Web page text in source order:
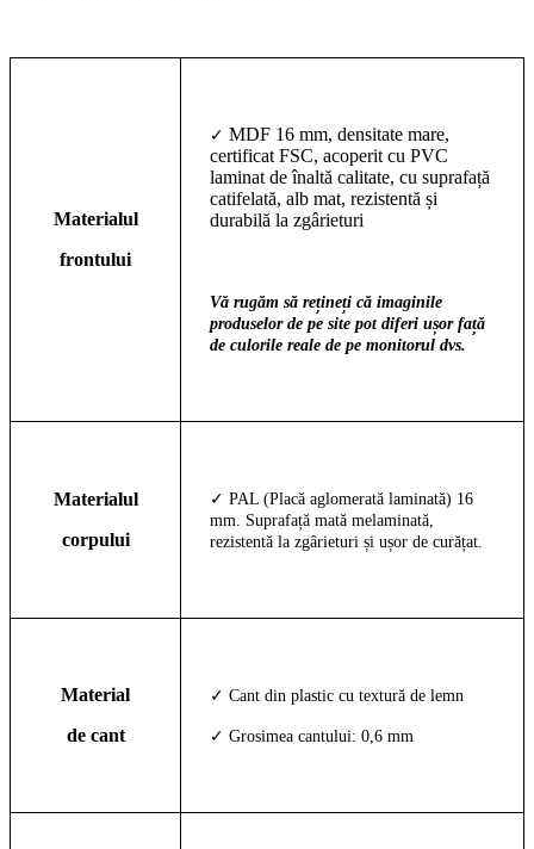
Materialul
frontului
✓ MDF 16 mm, densitate mare,
certificat FSC, acoperit cu PVC
laminat de înaltă calitate, cu suprafață
catifelată, alb mat, rezistentă și
durabilă la zgârieturi
Vă rugăm să rețineți că imaginile
produselor de pe site pot diferi ușor față
de culorile reale de pe monitorul dvs.
Materialul
corpului
✓ PAL (Placă aglomerată laminată) 16
mm. Suprafață mată melaminată,
rezistentă la zgârieturi și ușor de curățat.
Material
de cant
✓ Cant din plastic cu textură de lemn
✓ Grosimea cantului: 0,6 mm